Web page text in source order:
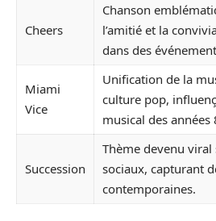
Cheers
Chanson
l’amitié et la
dans des
Miami
Vice
Unification de la
culture pop,
musical des années
Succession
Thème devenu viral
sociaux, capturant
contemporaines.